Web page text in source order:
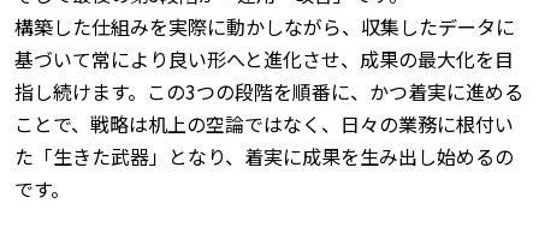
構築した仕組みを実際に動かしながら、収集したデータに
基づいて常により良い形へと進化させ、成果の最大化を目
指し続けます。 この3つの段階を順番に、かつ着実に進める
ことで、戦略は机上の空論ではなく、日々の業務に根付い
た「生きた武器」となり、着実に成果を生み出し始めるの
です。